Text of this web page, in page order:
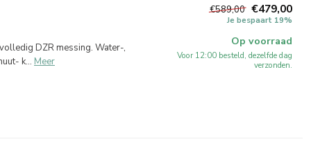
DZR messing. Water-,
k... Meer
€589,00 €479,00
Je bespaart 19%
Op voorraad
Voor 12:00 besteld, dezelfde dag
verzonden.